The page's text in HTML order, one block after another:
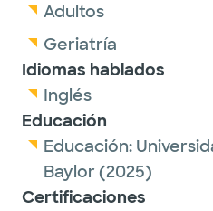
Adultos
Geriatría
Idiomas hablados
Inglés
Educación
Educación:
Baylor (2025)
Certificaciones